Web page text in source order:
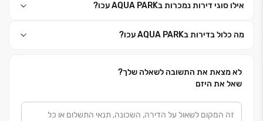
ומתחמי לוגיסטיקה. התחדשות עירונית - החברה שותפה
זכרון יעקב, חדרה, ת״א-יפו. ראשיתה של החברה בתחילת
החלה בביצוע פרויקטים לבניה פרטית באזור חדרה ויישובי
פרויקטים גדולים למגורים. הקו הייחודי, העיצוב המוקפד,
אילו סוגי דירות נמכרות בAQUA PARK עכו?
מה כלול בדירות בAQUA PARK עכו?
לא מצאת את התשובה לשאלה שלך?
שאל את היזם